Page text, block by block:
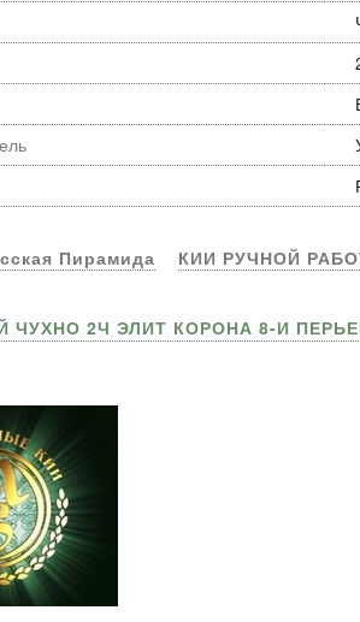
Пирамида КИИ РУЧНОЙ
ЧУХНО 2Ч ЭЛИТ КОРОНА 8-И